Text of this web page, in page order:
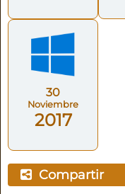
30
Noviembre
2017
Compartir